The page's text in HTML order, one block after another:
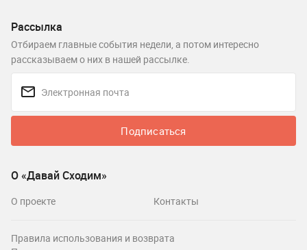
Рассылка
Отбираем главные события недели, а потом интересно
рассказываем о них в нашей рассылке.
Подписаться
О «Давай Сходим»
О проекте Контакты
Правила использования и возврата